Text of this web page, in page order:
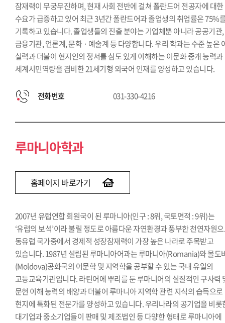
잠재력이 무궁무진하며, 현재 사회 전반에 걸쳐 폴란드어 전공자에 대한
수요가 급증하고 있어 최근 3년간 폴란드어과 졸업생의 취업률은 75%
기록하고 있습니다. 졸업생들의 진출 분야는 기업체뿐 아니라 공공기관,
금융기관, 언론계, 문화 · 예술계 등 다양합니다. 우리 학과는 수준 높은
실력과 더불어 현지인의 정서를 심도 있게 이해하는 이문화 중개 능력과
세계시민역량을 겸비한 21세기형 외국어 인재를 양성하고 있습니다.
전화번호 031-330-4216
루마니아학과
홈페이지 바로가기
2007년 유럽연합 회원국이 된 루마니아(인구 : 8위, 국토면적 : 9위)는
‘유럽의 보석’이라 불릴 정도로 아름다운 자연환경과 풍부한 천연자원
동유럽 국가중에서 경제적 성장잠재력이 가장 높은 나라로 주목받고
있습니다. 1987년 설립된 루마니아어과는 루마니아(Romania)와 몰도
(Moldova)공화국의 어문학 및 지역학을 공부할 수 있는 국내 유일의
고등교육기관입니다. 라틴어에 뿌리를 둔 루마니어의 실질적인 구사력
문헌 이해 능력의 배양과 더불어 루마니아 지역학 관련 지식의 습득으로
현지에 특화된 전문가를 양성하고 있습니다. 우리나라의 공기업을 비롯
대기업과 중소기업들이 판매 및 제조법인 등 다양한 형태로 루마니아에